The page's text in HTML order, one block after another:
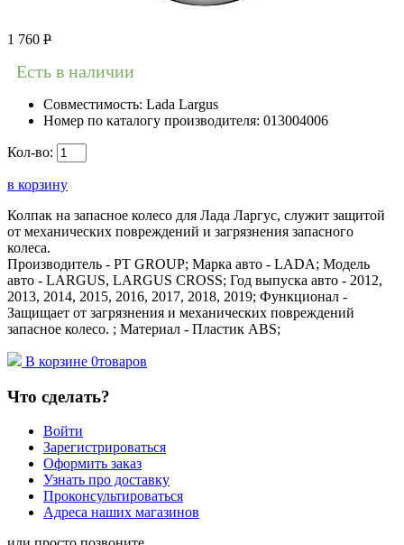
1 760 Р
Есть в наличии
Совместимость: Lada Largus
Номер по каталогу производителя: 013004006
Кол-во:
в корзину
Колпак на запасное колесо для Лада Ларгус, служит защитой
от механических повреждений и загрязнения запасного
колеса.
Производитель - PT GROUP; Марка авто - LADA; Модель
авто - LARGUS, LARGUS CROSS; Год выпуска авто - 2012,
2013, 2014, 2015, 2016, 2017, 2018, 2019; Функционал -
Защищает от загрязнения и механических повреждений
запасное колесо. ; Материал - Пластик ABS;
В корзине 0товаров
Что сделать?
Войти
Зарегистрироваться
Оформить заказ
Узнать про доставку
Проконсультироваться
Адреса наших магазинов